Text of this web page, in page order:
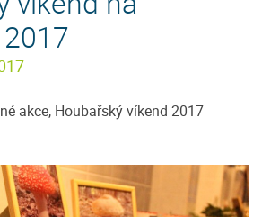
akce, Houbařský víkend 2017